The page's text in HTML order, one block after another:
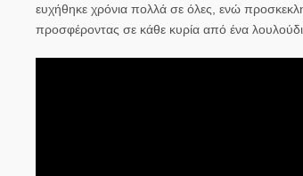
ευχήθηκε χρόνια πολλά σε όλες, ενώ
προσφέροντας σε κάθε κυρία από ένα λουλούδι.